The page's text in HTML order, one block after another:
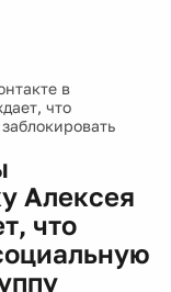
в
что
Алексея
что